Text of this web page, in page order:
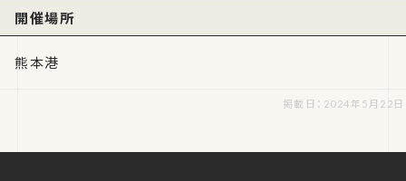
開催場所
熊本港
掲載日：2024年5月22日